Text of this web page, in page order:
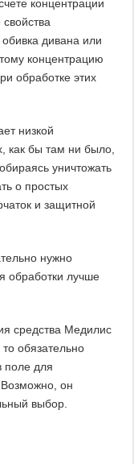
концентрации
дивана или
концентрацию
обработке этих
низкой
как бы там ни было,
уничтожать
о простых
и защитной
нужно
обработки лучше
средства Медилис
обязательно
поле для
он
выбор.